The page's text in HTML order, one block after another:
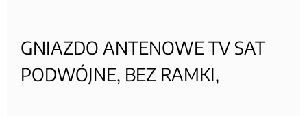
GNIAZDO ANTENOWE TV SAT
PODWÓJNE, BEZ RAMKI,